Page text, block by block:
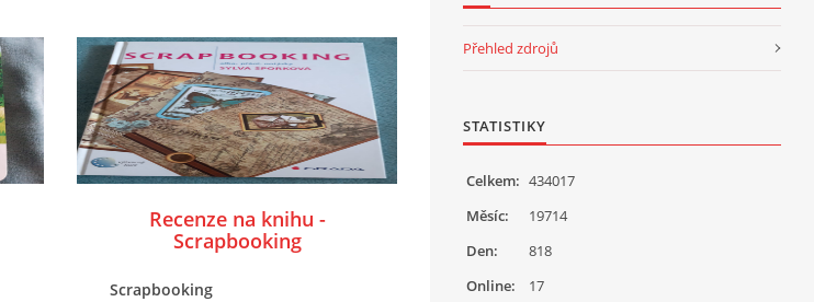
Recenze na knihu -
Scrapbooking
Scrapbooking
Přehled zdrojů
STATISTIKY
Online: 17
Celkem: 434017
Měsíc:
19714
Den:
818